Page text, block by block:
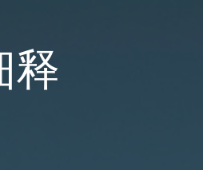
释